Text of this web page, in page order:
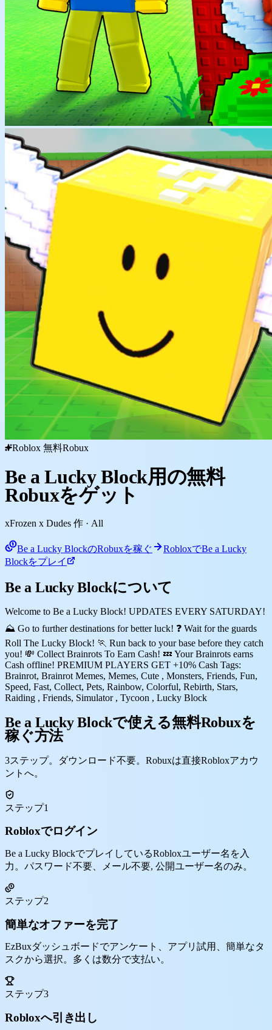
Roblox 無料Robux
Be a Lucky Block用の無料
Robuxをゲット
xFrozen x Dudes 作 · All
Be a Lucky BlockのRobuxを稼ぐ
RobloxでBe a Lucky
Blockをプレイ
Be a Lucky Blockについて
Welcome to Be a Lucky Block! UPDATES EVERY SATURDAY!
⛰️ Go to further destinations for better luck! ❓ Wait for the guards
Roll The Lucky Block! 🏃 Run back to your base before they catch
you! 💸 Collect Brainrots To Earn Cash! 💤 Your Brainrots earns
Cash offline! PREMIUM PLAYERS GET +10% Cash Tags:
Brainrot, Brainrot Memes, Memes, Cute , Monsters, Friends, Fun,
Speed, Fast, Collect, Pets, Rainbow, Colorful, Rebirth, Stars,
Raiding , Friends, Simulator , Tycoon , Lucky Block
Be a Lucky Blockで使える無料Robuxを
稼ぐ方法
3ステップ。ダウンロード不要。Robuxは直接Robloxアカウ
ントへ。
ステップ1
Robloxでログイン
Be a Lucky BlockでプレイしているRobloxユーザー名を入
力。パスワード不要、メール不要, 公開ユーザー名のみ。
ステップ2
簡単なオファーを完了
EzBuxダッシュボードでアンケート、アプリ試用、簡単なタ
スクから選択。多くは数分で支払い。
ステップ3
Robloxへ引き出し